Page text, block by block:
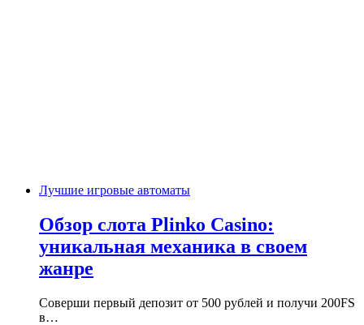
Лучшие игровые автоматы
Обзор слота Plinko Casino:
уникальная механика в своем
жанре
Соверши первый депозит от 500 рублей и получи 200FS
в…